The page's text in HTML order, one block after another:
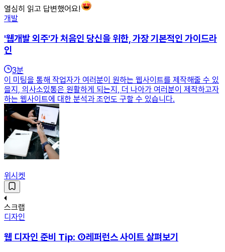
열심히 읽고 답변했어요!
개발
'웹개발 외주'가 처음인 당신을 위한, 가장 기본적인 가이드라
인
3분
이 미팅을 통해 작업자가 여러분이 원하는 웹사이트를 제작해줄 수 있
을지, 의사소있통은 원활하게 되는지, 더 나아가 여러분이 제작하고자
하는 웹사이트에 대한 분석과 조언도 구할 수 있습니다.
위시켓
스크랩
디자인
웹 디자인 준비 Tip: ①레퍼런스 사이트 살펴보기